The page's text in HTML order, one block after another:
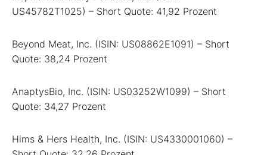
US45782T1025) – Short Quote: 41,92 Prozent
Beyond Meat, Inc. (ISIN: US08862E1091) – Short
Quote: 38,24 Prozent
AnaptysBio, Inc. (ISIN: US03252W1099) – Short
Quote: 34,27 Prozent
Hims & Hers Health, Inc. (ISIN: US4330001060) –